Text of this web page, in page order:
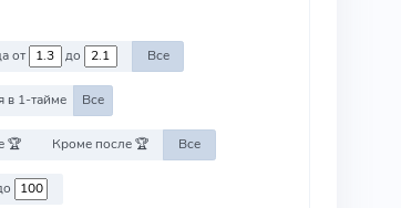
Победа от до Все
в 1-тайме Все
🏆 Кроме после 🏆 Все